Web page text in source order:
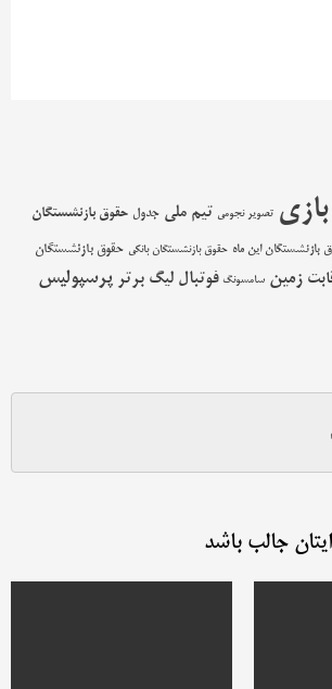
بازی تصویر نجومی تیم ملی جدول حقوق بازنشستگان
بازنشستگان این ماه حقوق بازنشستگان بانکی حقوق بازنشستگان
زمین سامسونگ فوتبال لیگ برتر پرسپولیس
جالب باشد